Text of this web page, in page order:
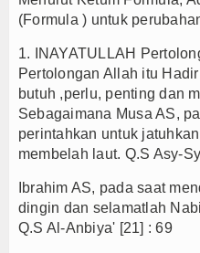
(Formula ) untuk
1. INAYATULLAH
Pertolongan Allah itu
butuh ,perlu, penting dan
Sebagaimana Musa AS,
perintahkan untuk
membelah laut. Q.S Asy-
Ibrahim AS, pada saat
dingin dan selamatlah
Q.S Al-Anbiya' [21] : 69